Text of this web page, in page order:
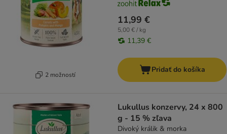
2 možností
11,99 €
5,00 € / kg
11,39 €
Pridať do košíka
Lukullus konzervy, 24 x 800
g - 15 % zľava
Divoký králik & morka